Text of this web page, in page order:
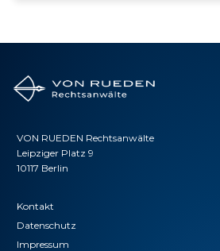
VON RUEDEN Rechtsanwälte
Leipziger Platz 9
10117 Berlin
Kontakt
Datenschutz
Impressum